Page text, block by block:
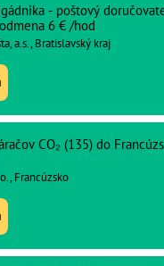
- poštový doručovateľ, Pošta Most
- odmena 6 € /hod
a.s., Bratislavský kraj
CO₂ (135) do
Francúzsko